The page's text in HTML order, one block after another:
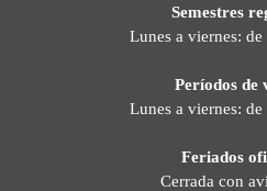
Semestres
Lunes a viernes:
Períodos de
Lunes a viernes:
Feriados
Cerrada con